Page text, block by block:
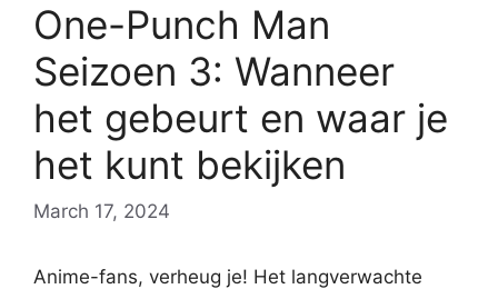
One-Punch Man
Seizoen 3: Wanneer
het gebeurt en waar je
het kunt bekijken
March 17, 2024
Anime-fans, verheug je! Het langverwachte